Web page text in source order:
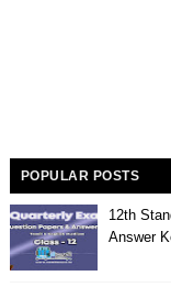
POPULAR POSTS
12th
Answer